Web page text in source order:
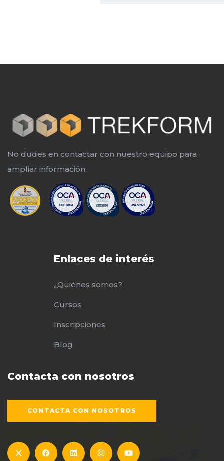
No dudes en contactar con nuestro equipo para
ampliar información.
Enlaces de interés
¿Quiénes somos?
Cursos
Inscripciones
Blog
Contacta con nosotros
CONTACTA CON NOSOTROS